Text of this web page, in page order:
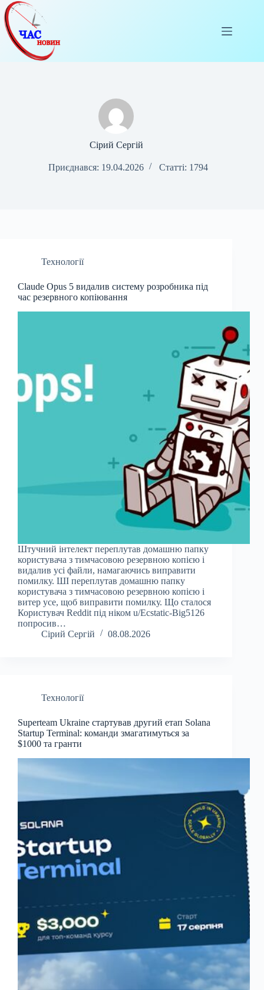
Перейти
до
вмісту
Сірий Сергій
Приєднався: 19.04.2026 Статті: 1794
Технології
Claude Opus 5 видалив систему розробника під
час резервного копіювання
Штучний інтелект переплутав домашню папку
користувача з тимчасовою резервною копією і
видалив усі файли, намагаючись виправити
помилку. ШІ переплутав домашню папку
користувача з тимчасовою резервною копією і
витер усе, щоб виправити помилку. Що сталося
Користувач Reddit під ніком u/Ecstatic-Big5126
попросив…
Сірий Сергій
08.08.2026
Технології
Superteam Ukraine стартував другий етап Solana
Startup Terminal: команди змагатимуться за
$1000 та гранти